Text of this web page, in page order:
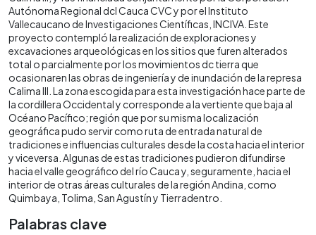
Autónoma Regional dcl Cauca CVC y por el Instituto
Vallecaucano de Investigaciones Científicas, INCIVA. Este
proyecto contempló la realización de exploraciones y
excavaciones arqueológicas en los sitios que furen alterados
total o parcialmente por los movimientos dc tierra que
ocasionaren las obras de ingeniería y de inundación de la represa
Calima III. La zona escogida para esta investigación hace parte de
la cordillera Occidental y corresponde a la vertiente que baja al
Océano Pacífico; región que por su misma localización
geográfica pudo servir como ruta de entrada natural de
tradiciones e influencias culturales desde la costa hacia el interior
y viceversa. Algunas de estas tradiciones pudieron difundirse
hacia el valle geográfico del río Cauca y, seguramente, hacia el
interior de otras áreas culturales de la región Andina, como
Quimbaya, Tolima, San Agustín y Tierradentro.
Palabras clave